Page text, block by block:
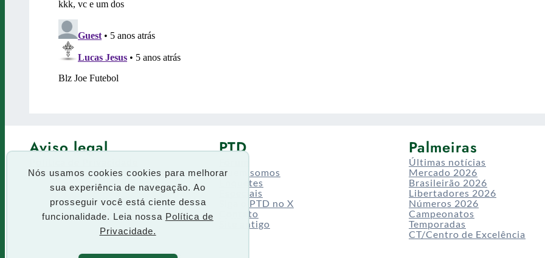
Nós usamos cookies cookies para melhorar
sua experiência de navegação. Ao
prosseguir você está ciente dessa
funcionalidade. Leia nossa Política de
Privacidade.
Aviso legal
Termos de uso
PTD
Quem somos
Enquetes
Especiais
Siga o PTD no X
Contato
Site antigo
Palmeiras
Últimas notícias
Mercado 2026
Brasileirão 2026
Libertadores 2026
Números 2026
Campeonatos
Temporadas
CT/Centro de Excelência